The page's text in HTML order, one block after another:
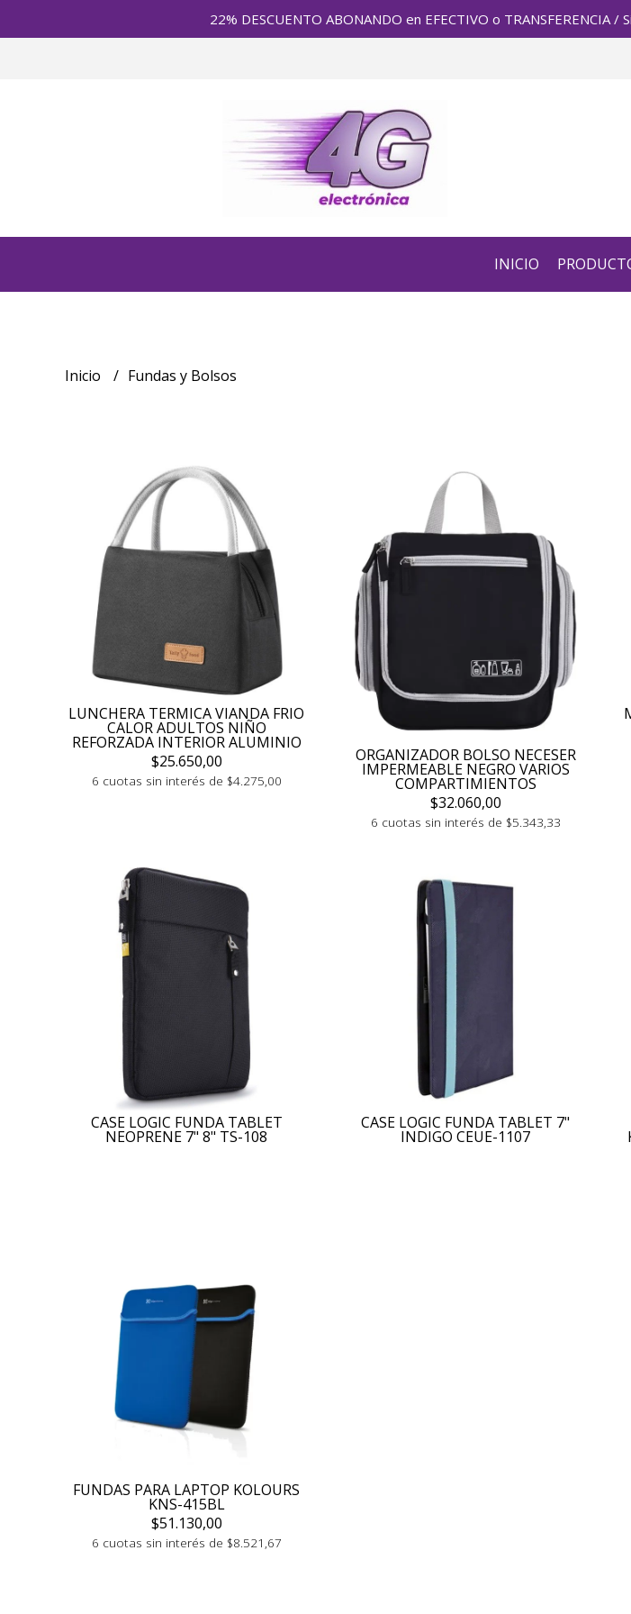
22% DESCUENTO ABONANDO en EFECTIVO o
INICIO
Inicio Fundas y Bolsos
LUNCHERA TERMICA VIANDA FRIO
CALOR ADULTOS NIÑO
REFORZADA INTERIOR ALUMINIO
$25.650,00
6 cuotas sin interés de $4.275,00
ORGANIZADOR BOLSO NECESER
IMPERMEABLE NEGRO VARIOS
COMPARTIMIENTOS
$32.060,00
6 cuotas sin interés de $5.343,33
CASE LOGIC FUNDA TABLET
NEOPRENE 7" 8" TS-108
CASE LOGIC FUNDA TABLET 7"
INDIGO CEUE-1107
FUNDAS PARA LAPTOP KOLOURS
KNS-415BL
$51.130,00
6 cuotas sin interés de $8.521,67